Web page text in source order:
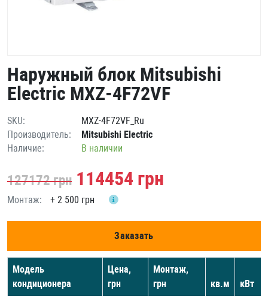
Наружный блок Mitsubishi
Electric MXZ-4F72VF
SKU:
MXZ-4F72VF_Ru
Производитель:
Mitsubishi Electric
Наличие:
В наличии
127172грн 114454 грн
Монтаж: + 2 500 грн
Заказать
Модель
кондиционера
Цена,
грн
Монтаж,
грн
кв.м кВт